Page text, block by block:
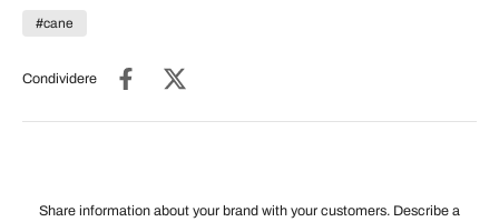
#cane
Condividere
Share information about your brand with your customers. Describe a